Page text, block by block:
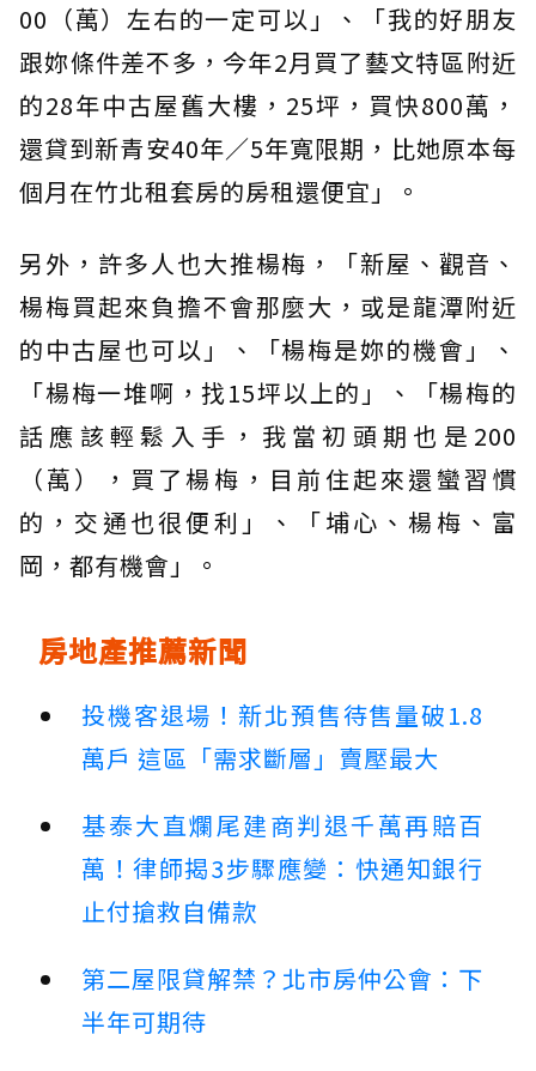
00（萬）左右的一定可以」、「我的好朋友
跟妳條件差不多，今年2月買了藝文特區附近
的28年中古屋舊大樓，25坪，買快800萬，
還貸到新青安40年／5年寬限期，比她原本每
個月在竹北租套房的房租還便宜」。
另外，許多人也大推楊梅，「新屋、觀音、
楊梅買起來負擔不會那麼大，或是龍潭附近
的中古屋也可以」、「楊梅是妳的機會」、
「楊梅一堆啊，找15坪以上的」、「楊梅的
話應該輕鬆入手，我當初頭期也是200
（萬），買了楊梅，目前住起來還蠻習慣
的，交通也很便利」、「埔心、楊梅、富
岡，都有機會」。
房地產推薦新聞
投機客退場！新北預售待售量破1.8
萬戶 這區「需求斷層」賣壓最大
基泰大直爛尾建商判退千萬再賠百
萬！律師揭3步驟應變：快通知銀行
止付搶救自備款
第二屋限貸解禁？北市房仲公會：下
半年可期待